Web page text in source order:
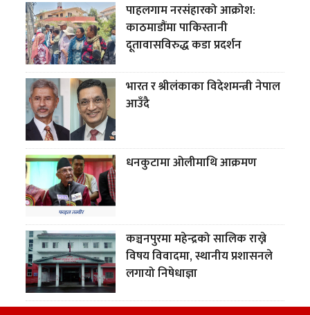
पाहलगाम नरसंहारको आक्रोश:
काठमाडौंमा पाकिस्तानी
दूतावासविरुद्ध कडा प्रदर्शन
भारत र श्रीलंकाका विदेशमन्त्री नेपाल
आउँदै
धनकुटामा ओलीमाथि आक्रमण
कञ्चनपुरमा महेन्द्रको सालिक राख्ने
विषय विवादमा, स्थानीय प्रशासनले
लगायो निषेधाज्ञा